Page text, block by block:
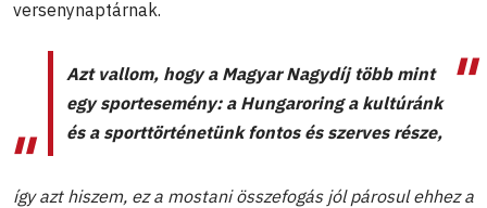
versenynaptárnak.
Azt vallom, hogy a Magyar Nagydíj több mint
egy sportesemény: a Hungaroring a kultúránk
és a sporttörténetünk fontos és szerves része,
így azt hiszem, ez a mostani összefogás jól párosul ehhez a